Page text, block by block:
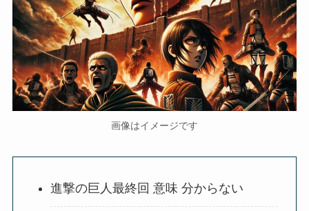
画像はイメージです
進撃の巨人最終回 意味 分からない